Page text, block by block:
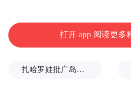
计”问题中设下了“可折叠
时还调研了手感舒适度、
进口袋中等要素。
打开 app 阅读更多
扎哈罗娃批广岛市长不提美国原子弹